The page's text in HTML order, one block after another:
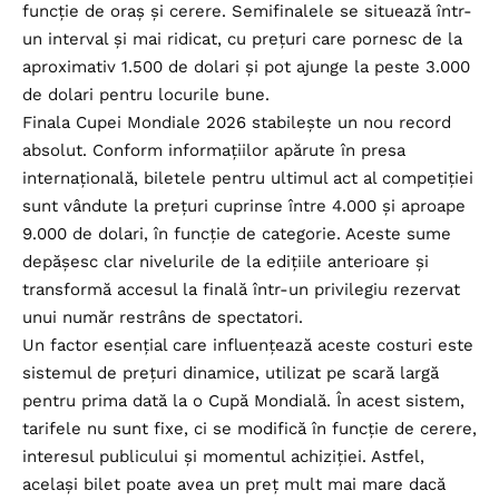
funcție de oraș și cerere. Semifinalele se situează într-
un interval și mai ridicat, cu prețuri care pornesc de la
aproximativ 1.500 de dolari și pot ajunge la peste 3.000
de dolari pentru locurile bune.
Finala Cupei Mondiale 2026 stabilește un nou record
absolut. Conform informațiilor apărute în presa
internațională, biletele pentru ultimul act al competiției
sunt vândute la prețuri cuprinse între 4.000 și aproape
9.000 de dolari, în funcție de categorie. Aceste sume
depășesc clar nivelurile de la edițiile anterioare și
transformă accesul la finală într-un privilegiu rezervat
unui număr restrâns de spectatori.
Un factor esențial care influențează aceste costuri este
sistemul de prețuri dinamice, utilizat pe scară largă
pentru prima dată la o Cupă Mondială. În acest sistem,
tarifele nu sunt fixe, ci se modifică în funcție de cerere,
interesul publicului și momentul achiziției. Astfel,
același bilet poate avea un preț mult mai mare dacă